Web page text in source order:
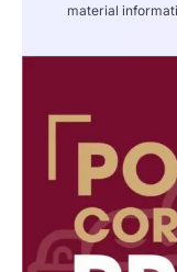
material